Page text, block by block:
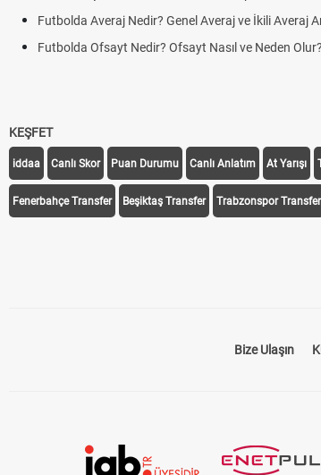
Futbolda Averaj Nedir? Genel Averaj ve İkili Averaj
Futbolda Ofsayt Nedir? Ofsayt Nasıl ve Neden Olur?
KEŞFET
iddaa Canlı Skor Puan Durumu Canlı Anlatım At Yarışı
Fenerbahçe Transfer Beşiktaş Transfer Trabzonspor Transfer
Bize Ulaşın